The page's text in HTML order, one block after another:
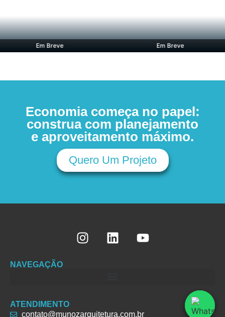
Em Breve Em Breve
Economia começa no papel:
construa com planejamento
e aproveitamento máximo.
Quero Um Projeto
NAVEGAÇÃO
ATENDIMENTO
contato@munozarquitetura.com.br